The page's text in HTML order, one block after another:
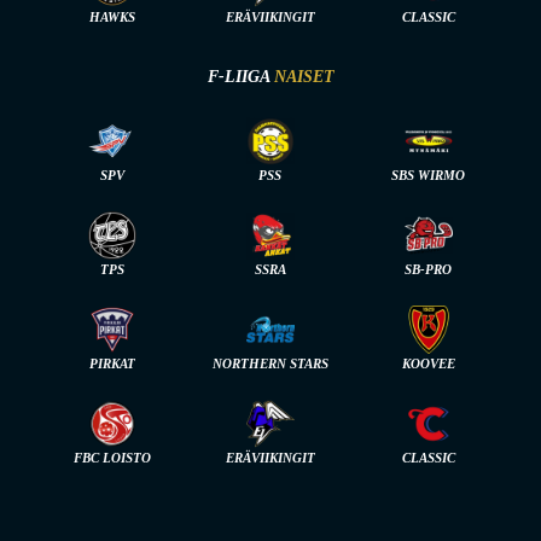
HAWKS ERÄVIIKINGIT CLASSIC
F-LIIGA NAISET
SPV PSS SBS WIRMO
TPS SSRA SB-PRO
PIRKAT NORTHERN STARS KOOVEE
FBC LOISTO ERÄVIIKINGIT CLASSIC